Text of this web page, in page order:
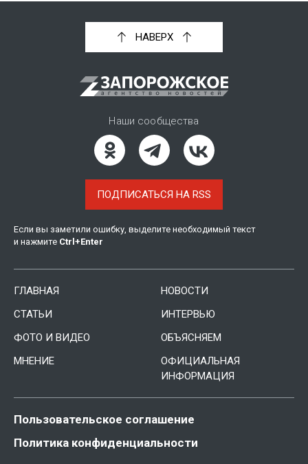
НАВЕРХ
Наши сообщества
ПОДПИСАТЬСЯ НА RSS
Если вы заметили ошибку, выделите необходимый текст
и нажмите Ctrl +Enter
ГЛАВНАЯ
НОВОСТИ
СТАТЬИ
ИНТЕРВЬЮ
ФОТО И ВИДЕО
ОБЪЯСНЯЕМ
МНЕНИЕ
ОФИЦИАЛЬНАЯ
ИНФОРМАЦИЯ
Пользовательское соглашение
Политика конфиденциальности